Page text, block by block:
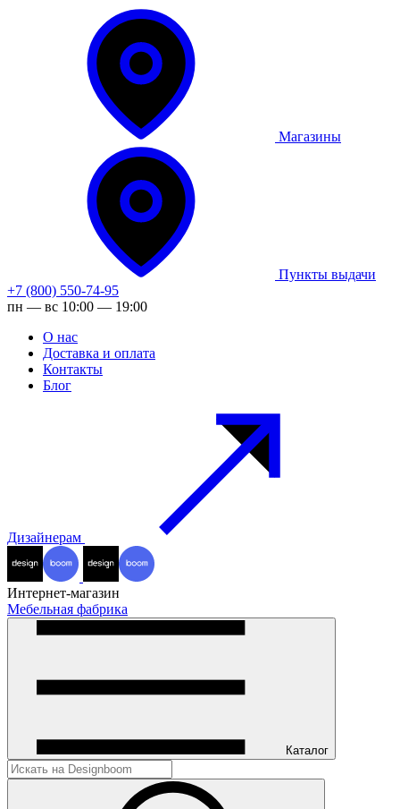
Магазины
Пункты выдачи
+7 (800) 550-74-95
пн — вс 10:00 — 19:00
О нас
Доставка и оплата
Контакты
Блог
Дизайнерам
Интернет-магазин
Мебельная фабрика
Каталог